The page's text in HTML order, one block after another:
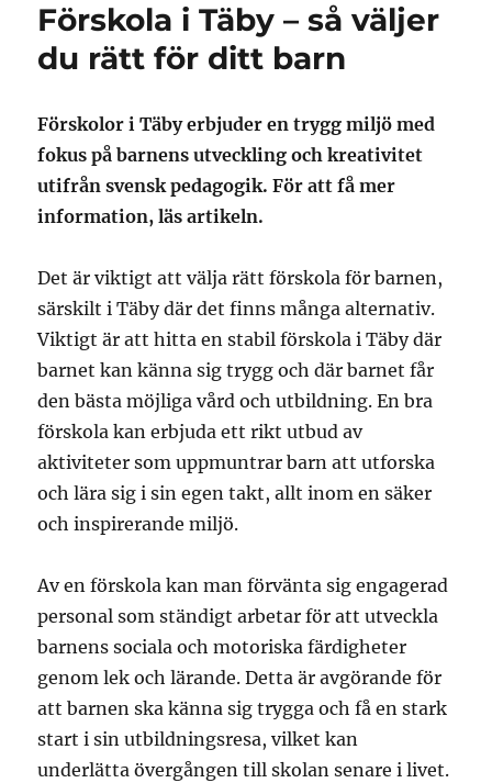
Förskola i Täby – så väljer
du rätt för ditt barn
Förskolor i Täby erbjuder en trygg miljö med
fokus på barnens utveckling och kreativitet
utifrån svensk pedagogik. För att få mer
information, läs artikeln.
Det är viktigt att välja rätt förskola för barnen,
särskilt i Täby där det finns många alternativ.
Viktigt är att hitta en stabil förskola i Täby där
barnet kan känna sig trygg och där barnet får
den bästa möjliga vård och utbildning. En bra
förskola kan erbjuda ett rikt utbud av
aktiviteter som uppmuntrar barn att utforska
och lära sig i sin egen takt, allt inom en säker
och inspirerande miljö.
Av en förskola kan man förvänta sig engagerad
personal som ständigt arbetar för att utveckla
barnens sociala och motoriska färdigheter
genom lek och lärande. Detta är avgörande för
att barnen ska känna sig trygga och få en stark
start i sin utbildningsresa, vilket kan
underlätta övergången till skolan senare i livet.